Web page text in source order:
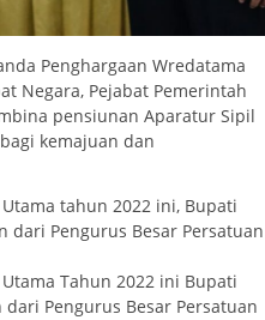
Penghargaan Wredatama
Negara, Pejabat Pemerintah
pensiunan Aparatur Sipil
kemajuan dan
tahun 2022 ini, Bupati
dari Pengurus Besar Persatuan
Tahun 2022 ini Bupati
Pengurus Besar Persatuan